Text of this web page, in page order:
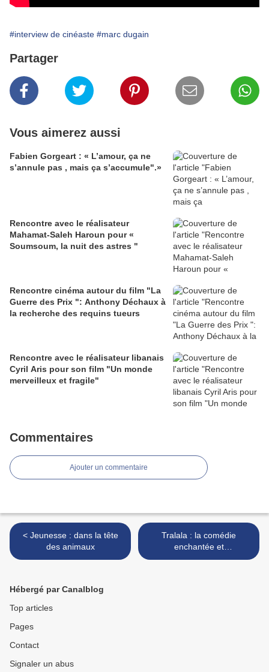
#interview de cinéaste #marc dugain
Partager
Vous aimerez aussi
Fabien Gorgeart : « L’amour, ça ne
s’annule pas , mais ça s’accumule".»
Rencontre avec le réalisateur
Mahamat-Saleh Haroun pour «
Soumsoum, la nuit des astres "
Rencontre cinéma autour du film "La
Guerre des Prix ": Anthony Déchaux à
la recherche des requins tueurs
Rencontre avec le réalisateur libanais
Cyril Aris pour son film "Un monde
merveilleux et fragile"
Commentaires
Ajouter un commentaire
< Jeunesse : dans la tête
des animaux
Tralala : la comédie
enchantée et
enchanteresse des frères
Hébergé par Canalblog
Top articles
Pages
Contact
Signaler un abus